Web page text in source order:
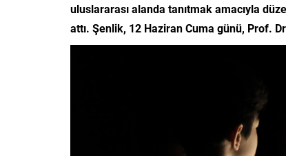
uluslararası alanda tanıtmak amacıyla
attı. Şenlik, 12 Haziran Cuma günü, Prof.